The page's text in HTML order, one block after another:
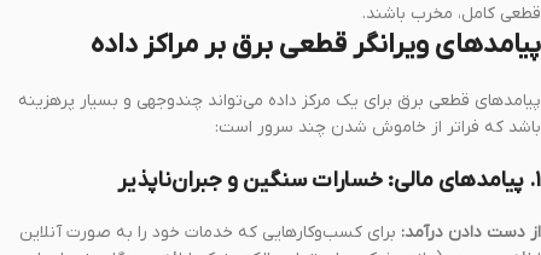
قطعی کامل، مخرب باشند.
پیامدهای ویرانگر قطعی برق بر مراکز داده
پیامدهای قطعی برق برای یک مرکز داده می‌تواند چندوجهی و بسیار پرهزینه
باشد که فراتر از خاموش شدن چند سرور است:
۱. پیامدهای مالی: خسارات سنگین و جبران‌ناپذیر
از دست دادن درآمد: برای کسب‌وکارهایی که خدمات خود را به صورت آنلاین